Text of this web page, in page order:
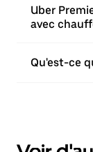
Uber
avec
Qu'est-ce